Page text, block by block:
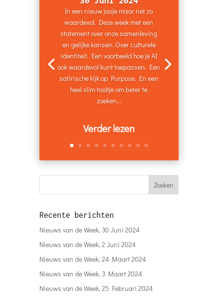
In een nieuw jasje maar net zo
waardevol. Deze week met een
statement over onze samenleving
en gelijke kansen. Over culturele
identiteit. Een voorbeeld hoe je AI
ook waardevol kunt toepassen. Een
satirische kijk op Purpose. En een
heel slim tooltje om beter te
zoeken...
Verder lezen
Recente berichten
Nieuws van de Week, 30 Juni 2024
Nieuws van de Week, 2 Juni 2024
Nieuws van de Week, 24 Maart 2024
Nieuws van de Week, 3 Maart 2024
Nieuws van de Week, 25 Februari 2024